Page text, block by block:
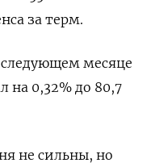
за терм.
следующем месяце
на 0,32% до 80,7
не сильны, но